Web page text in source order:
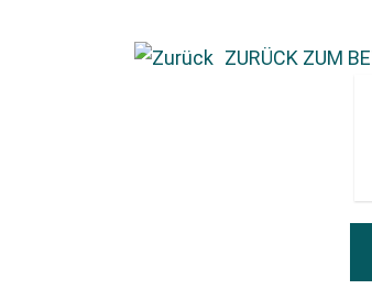
ZURÜCK ZUM